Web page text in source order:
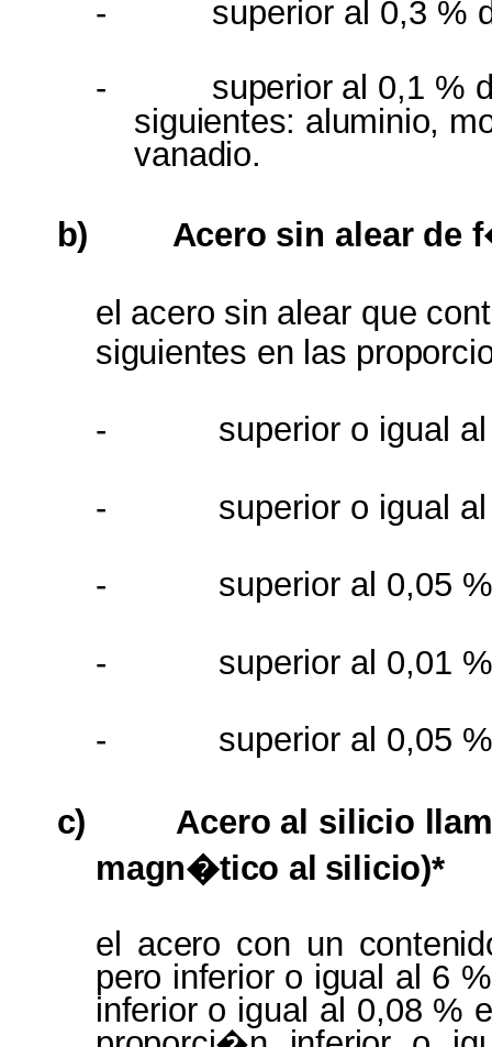
-
superior al 0,3 %
-
superior al 0,1 %
siguientes: aluminio,
vanadio.
b) Acero sin alear de
el acero sin alear que
siguientes en las
- superior o igual
- superior o igual
- superior al 0,05
- superior al 0,01
- superior al 0,05
c) Acero al silicio
magn�tico al silicio)*
el acero con un
pero inferior o igual al 6
inferior o igual al 0,08 %